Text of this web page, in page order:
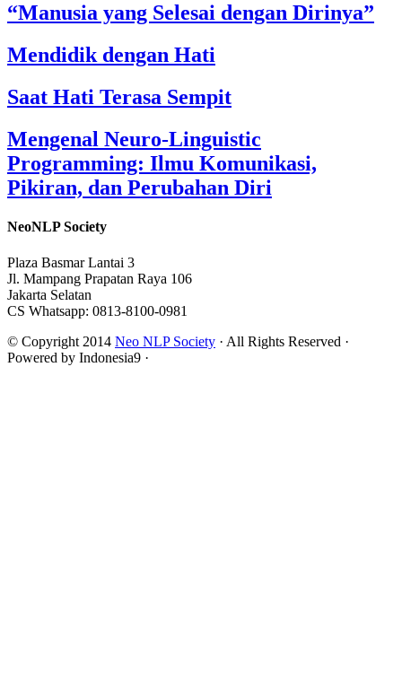
“Manusia yang Selesai dengan Dirinya”
Mendidik dengan Hati
Saat Hati Terasa Sempit
Mengenal Neuro-Linguistic
Programming: Ilmu Komunikasi,
Pikiran, dan Perubahan Diri
NeoNLP Society
Plaza Basmar Lantai 3
Jl. Mampang Prapatan Raya 106
Jakarta Selatan
CS Whatsapp: 0813-8100-0981
© Copyright 2014 Neo NLP Society · All Rights Reserved ·
Powered by Indonesia9 ·